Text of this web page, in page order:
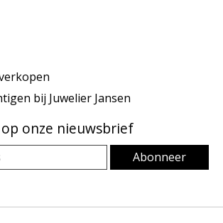
bij Juwelier Jansen
onze nieuwsbrief
Abonneer